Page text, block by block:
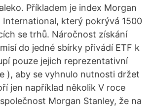
Příkladem je index Morgan
International, který pokrývá 1500
se trhů. Náročnost získání
do jedné sbírky přivádí ETF k
pouze jejich reprezentativní
), aby se vyhnulo nutnosti držet
jen například několik V roce
Morgan Stanley, že na